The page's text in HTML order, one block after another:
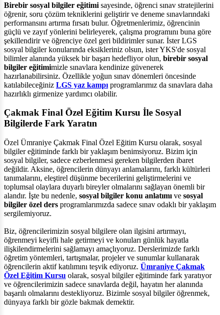
Birebir sosyal bilgiler eğitimi sayesinde, öğrenci sınav stratejilerini
öğrenir, soru çözüm tekniklerini geliştirir ve deneme sınavlarındaki
performansını artırma fırsatı bulur. Öğretmenlerimiz, öğrencinin
güçlü ve zayıf yönlerini belirleyerek, çalışma programını buna göre
şekillendirir ve öğrenciye özel geri bildirimler sunar. İster LGS
sosyal bilgiler konularında eksikleriniz olsun, ister YKS'de sosyal
bilimler alanında yüksek bir başarı hedefliyor olun, birebir sosyal
bilgiler eğitimimizle sınavlara kendinize güvenerek
hazırlanabilirsiniz. Özellikle yoğun sınav dönemleri öncesinde
katılabileceğiniz LGS yaz kampı programlarımız da sınavlara daha
hazırlıklı girmenize yardımcı olabilir.
Çakmak Final Özel Eğitim Kursu İle Sosyal
Bilgilerde Fark Yaratın
Özel Ümraniye Çakmak Final Özel Eğitim Kursu olarak, sosyal
bilgiler eğitiminde farklı bir yaklaşım benimsiyoruz. Bizim için
sosyal bilgiler, sadece ezberlenmesi gereken bilgilerden ibaret
değildir. Aksine, öğrencilerin dünyayı anlamalarını, farklı kültürleri
tanımalarını, eleştirel düşünme becerilerini geliştirmelerini ve
toplumsal olaylara duyarlı bireyler olmalarını sağlayan önemli bir
alandır. İşte bu nedenle, sosyal bilgiler konu anlatımı ve sosyal
bilgiler özel ders programlarımızda sadece sınav odaklı bir yaklaşım
sergilemiyoruz.
Biz, öğrencilerimizin sosyal bilgilere olan ilgisini artırmayı,
öğrenmeyi keyifli hale getirmeyi ve konuları günlük hayatla
ilişkilendirmelerini sağlamayı amaçlıyoruz. Derslerimizde farklı
öğretim yöntemleri, tartışmalar, projeler ve sunumlar kullanarak
öğrencilerin aktif katılımını teşvik ediyoruz. Ümraniye Çakmak
Özel Eğitim Kursu olarak, sosyal bilgiler eğitiminde fark yaratıyor
ve öğrencilerimizin sadece sınavlarda değil, hayatın her alanında
başarılı olmalarını destekliyoruz. Bizimle sosyal bilgiler öğrenmek,
dünyaya farklı bir gözle bakmak demektir.